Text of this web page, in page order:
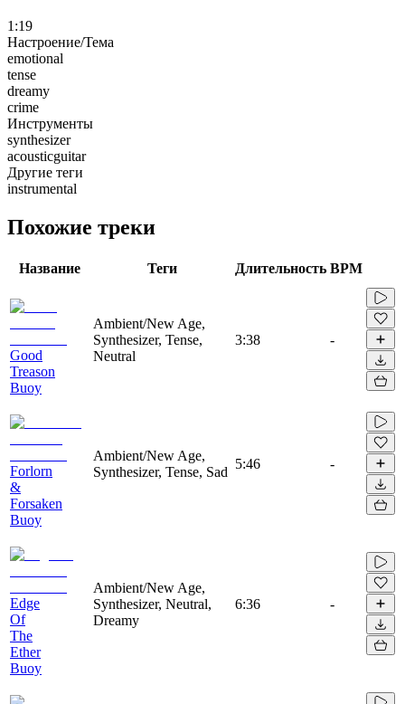
1:19
Настроение/Тема
emotional
tense
dreamy
crime
Инструменты
synthesizer
acousticguitar
Другие теги
instrumental
Похожие треки
Название Теги Длительность BPM
Good
Treason
Buoy
Ambient/New Age,
Synthesizer, Tense,
Neutral
3:38 -
Forlorn
&
Forsaken
Buoy
Ambient/New Age,
Synthesizer, Tense, Sad
5:46 -
Edge
Of
The
Ether
Buoy
Ambient/New Age,
Synthesizer, Neutral,
Dreamy
6:36 -